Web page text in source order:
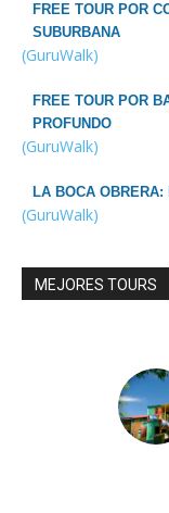
FREE TOUR POR
SUBURBANA
(GuruWalk)
FREE TOUR POR
PROFUNDO
(GuruWalk)
LA BOCA
(GuruWalk)
MEJORES TOURS